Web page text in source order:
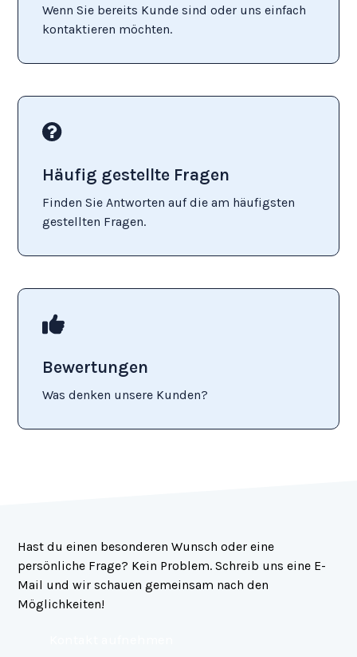
Wenn Sie bereits Kunde sind oder uns einfach
kontaktieren möchten.
Häufig gestellte Fragen
Finden Sie Antworten auf die am häufigsten
gestellten Fragen.
Bewertungen
Was denken unsere Kunden?
Hast du einen besonderen Wunsch oder eine
persönliche Frage? Kein Problem. Schreib uns eine E-
Mail und wir schauen gemeinsam nach den
Möglichkeiten!